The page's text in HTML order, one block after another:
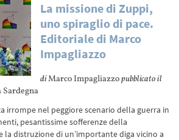
La missione di Zuppi,
uno spiraglio di pace.
Editoriale di Marco
Impagliazzo
diMarco Impagliazzopubblicato il
Sardegna
irrompe nel peggiore scenario della guerra in
pesantissime sofferenze della
la distruzione di un’importante diga vicino a